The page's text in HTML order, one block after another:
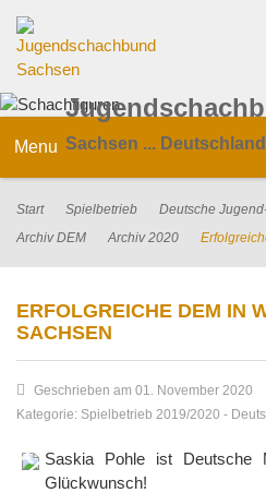
Sachsen ...
Menu
Start Spielbetrieb
Deutsche
Archiv DEM
Archiv 2020
ERFOLGREICHE DEM IN
SACHSEN
Geschrieben am 01. November 2020
Kategorie: Spielbetrieb 2019/2020 -
Saskia Pohle ist Deutsche
Glückwunsch!